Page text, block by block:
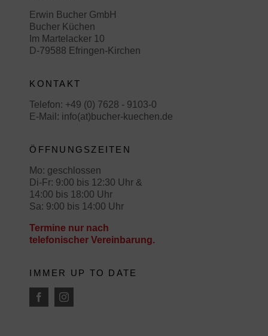
Erwin Bucher GmbH
Bucher Küchen
Im Martelacker 10
D-79588 Efringen-Kirchen
KONTAKT
Telefon: +49 (0) 7628 - 9103-0
E-Mail: info(at)bucher-kuechen.de
ÖFFNUNGSZEITEN
Mo: geschlossen
Di-Fr: 9:00 bis 12:30 Uhr &
14:00 bis 18:00 Uhr
Sa: 9:00 bis 14:00 Uhr
Termine nur nach
telefonischer Vereinbarung.
IMMER UP TO DATE